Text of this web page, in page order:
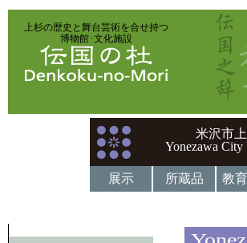
上杉の歴史と舞台芸術を合せ持つ
博物館･文化施設
米沢市
Yonezawa City
展示 所蔵品 教